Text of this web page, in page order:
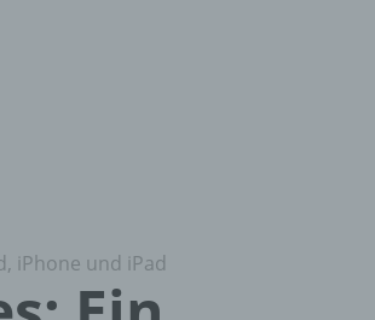
iPhone und iPad